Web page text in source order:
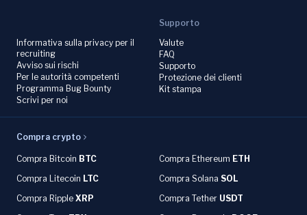
Informativa sulla privacy per il
recruiting
Avviso sui rischi
Per le autorità competenti
Programma Bug Bounty
Scrivi per noi
Supporto
Valute
FAQ
Supporto
Protezione dei clienti
Kit stampa
Compra crypto
Compra Bitcoin BTC Compra Ethereum ETH
Compra Litecoin LTC Compra Solana SOL
Compra Ripple XRP Compra Tether USDT